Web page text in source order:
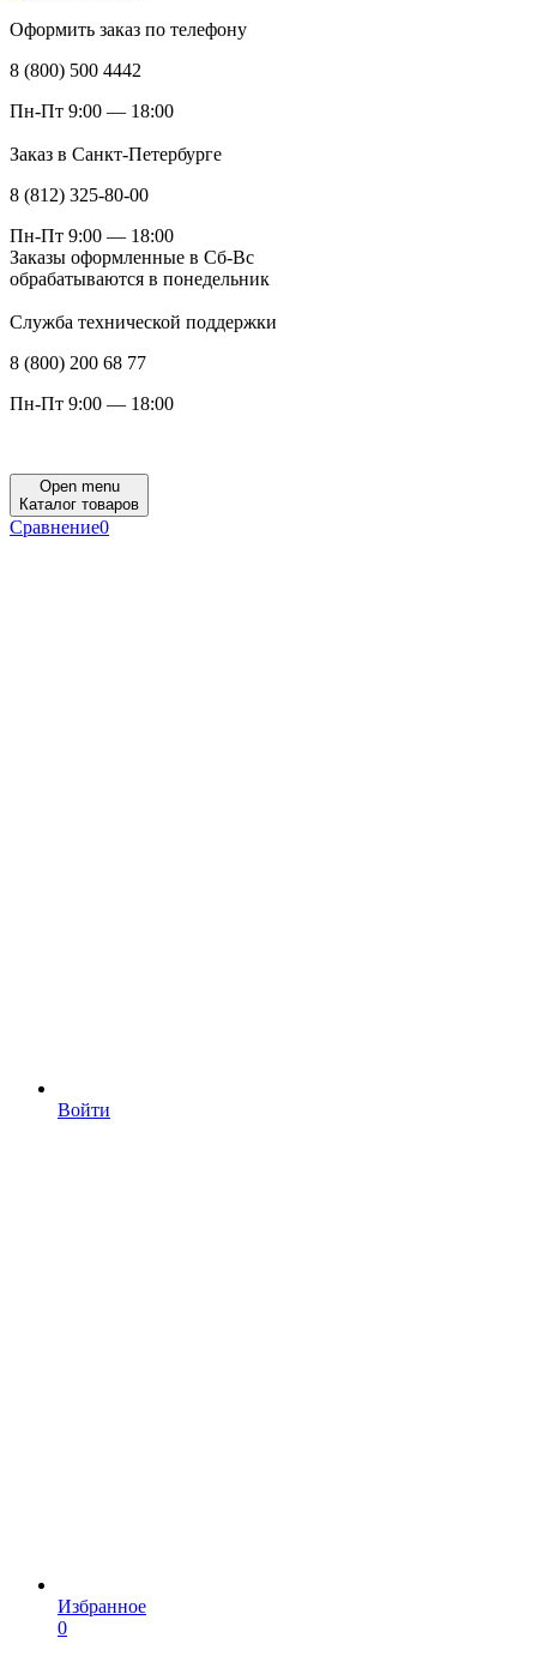
Оформить заказ по телефону
8 (800) 500 4442
Пн-Пт 9:00 — 18:00
Заказ в Санкт-Петербурге
8 (812) 325-80-00
Пн-Пт 9:00 — 18:00
Заказы оформленные в Сб-Вс
обрабатываются в понедельник
Служба технической поддержки
8 (800) 200 68 77
Пн-Пт 9:00 — 18:00
Open menu
Каталог товаров
Сравнение0
Войти
Избранное
0